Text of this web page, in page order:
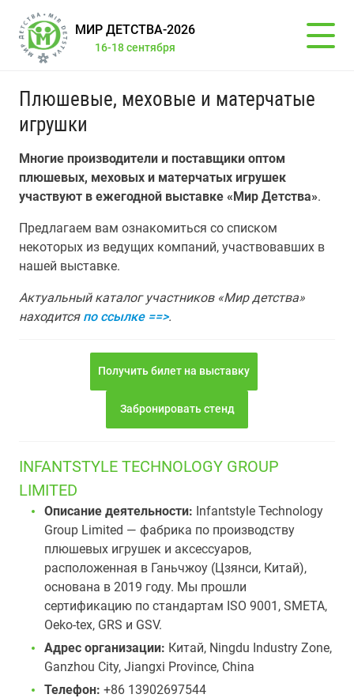
МИР ДЕТСТВА-2026
16-18 сентября
Плюшевые, меховые и матерчатые
игрушки
Многие производители и поставщики оптом
плюшевых, меховых и матерчатых игрушек
участвуют в ежегодной выставке «Мир Детства».
Предлагаем вам ознакомиться со списком
некоторых из ведущих компаний, участвовавших в
нашей выставке.
Актуальный каталог участников «Мир детства»
находится по ссылке ==>.
Получить билет на выставку
Забронировать стенд
INFANTSTYLE TECHNOLOGY GROUP
LIMITED
Описание деятельности: Infantstyle Technology
Group Limited — фабрика по производству
плюшевых игрушек и аксессуаров,
расположенная в Ганьчжоу (Цзянси, Китай),
основана в 2019 году. Мы прошли
сертификацию по стандартам ISO 9001, SMETA,
Oeko-tex, GRS и GSV.
Адрес организации: Китай, Ningdu Industry Zone,
Ganzhou City, Jiangxi Province, China
Телефон: +86 13902697544